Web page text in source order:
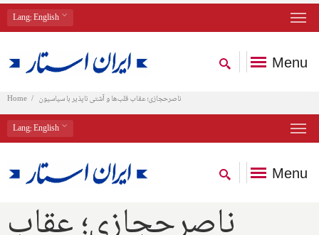
Lang: English
Menu
Home ناصرحجازی؛ عقاب قلب‌ها و آشتی ناپذیر با سیاسیون
Lang: English
Menu